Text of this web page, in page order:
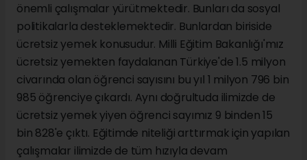
önemli çalışmalar yürütmektedir. Bunları da sosyal
politikalarla desteklemektedir. Bunlardan biriside
ücretsiz yemek konusudur. Milli Eğitim Bakanlığı'mız
ücretsiz yemekten faydalanan Türkiye'de 1.5 milyon
civarında olan öğrenci sayısını bu yıl 1 milyon 796 bin
985 öğrenciye çıkardı. Aynı doğrultuda ilimizde de
ücretsiz yemek yiyen öğrenci sayımız 9 binden 15
bin 828'e çıktı. Eğitimde niteliği arttırmak için yapılan
çalışmalar ilimizde de tüm hızıyla devam